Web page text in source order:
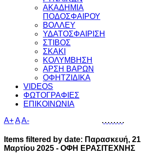
ΑΚΑΔΗΜΙΑ
ΠΟΔΟΣΦΑΙΡΟΥ
ΒΟΛΛΕΥ
ΥΔΑΤΟΣΦΑΙΡΙΣΗ
ΣΤΙΒΟΣ
ΣΚΑΚΙ
ΚΟΛΥΜΒΗΣΗ
ΑΡΣΗ ΒΑΡΩΝ
ΟΦΗΤΖΙΔΙΚΑ
VIDEOS
ΦΩΤΟΓΡΑΦΙΕΣ
ΕΠΙΚΟΙΝΩΝΙΑ
A+AA-
Items filtered by date: Παρασκευή, 21
Μαρτίου 2025 - ΟΦΗ ΕΡΑΣΙΤΕΧΝΗΣ